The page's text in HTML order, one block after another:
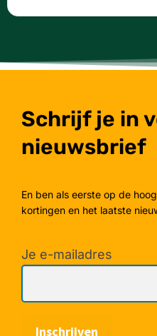
Schrijf je in
nieuwsbrief
En ben als eerste op de
kortingen en het laatste
Je e-mailadres